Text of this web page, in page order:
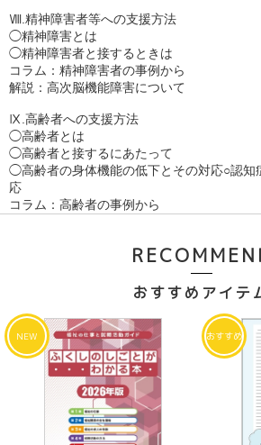
Ⅷ.精神障害者等への支援方法
◯精神障害とは
◯精神障害者と接するときは
コラム：精神障害者の事例から
解説：高次脳機能障害について
Ⅸ.高齢者への支援方法
◯高齢者とは
◯高齢者と接するにあたって
◯高齢者の身体機能の低下とその対応○認知
応
コラム：高齢者の事例から
おすすめアイテ